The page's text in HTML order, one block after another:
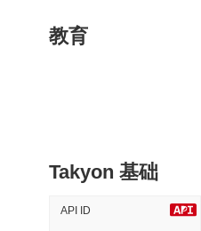
#370
31%
教育
Takyon 基础
API ID